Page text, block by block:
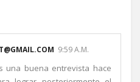
9:59 A.M.
una buena entrevista hace